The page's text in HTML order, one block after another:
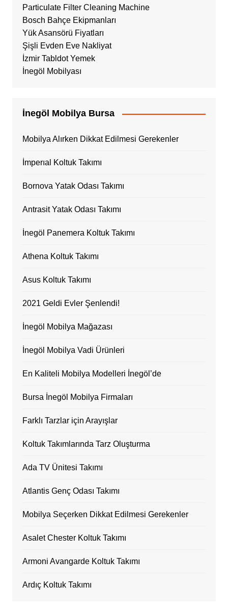
Particulate Filter Cleaning Machine
Bosch Bahçe Ekipmanları
Yük Asansörü Fiyatları
Şişli Evden Eve Nakliyat
İzmir Tabldot Yemek
İnegöl Mobilyası
İnegöl Mobilya Bursa
Mobilya Alırken Dikkat Edilmesi Gerekenler
İmperıal Koltuk Takımı
Bornova Yatak Odası Takımı
Antrasit Yatak Odası Takımı
İnegöl Panemera Koltuk Takımı
Athena Koltuk Takımı
Asus Koltuk Takımı
2021 Geldi Evler Şenlendi!
İnegöl Mobilya Mağazası
İnegöl Mobilya Vadi Ürünleri
En Kaliteli Mobilya Modelleri İnegöl’de
Bursa İnegöl Mobilya Firmaları
Farklı Tarzlar için Arayışlar
Koltuk Takımlarında Tarz Oluşturma
Ada TV Ünitesi Takımı
Atlantis Genç Odası Takımı
Mobilya Seçerken Dikkat Edilmesi Gerekenler
Asalet Chester Koltuk Takımı
Armoni Avangarde Koltuk Takımı
Ardıç Koltuk Takımı